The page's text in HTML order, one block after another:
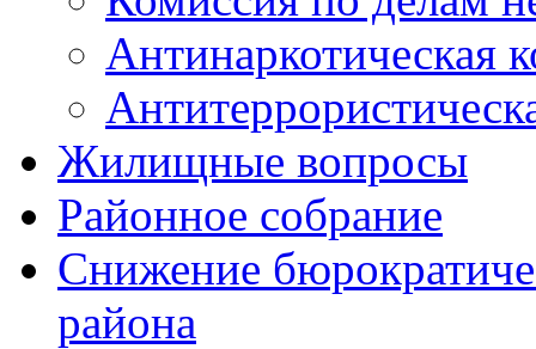
Антинаркотическая
Жилищные вопросы
Районное собрание
Снижение
района